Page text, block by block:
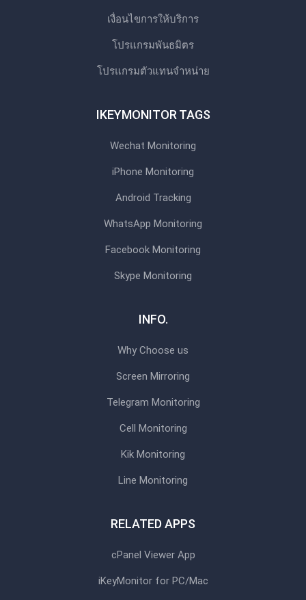
เงื่อนไขการให้บริการ
โปรแกรมพันธมิตร
โปรแกรมตัวแทนจําหน่าย
IKEYMONITOR TAGS
Wechat Monitoring
iPhone Monitoring
Android Tracking
WhatsApp Monitoring
Facebook Monitoring
Skype Monitoring
INFO.
Why Choose us
Screen Mirroring
Telegram Monitoring
Cell Monitoring
Kik Monitoring
Line Monitoring
RELATED APPS
cPanel Viewer App
iKeyMonitor for PC/Mac